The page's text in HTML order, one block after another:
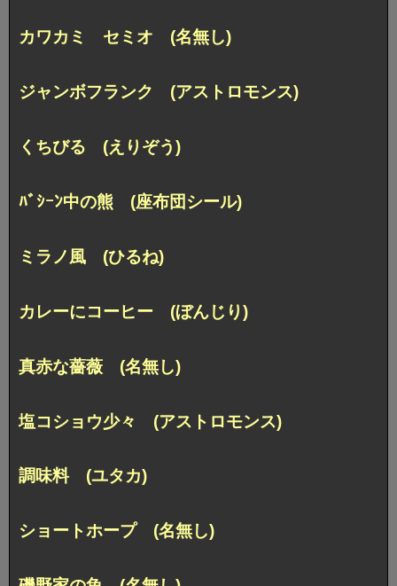
カワカミ セミオ (名無し)
ジャンボフランク (アストロモンス)
くちびる (えりぞう)
ﾊﾞｼｰﾝ中の熊 (座布団シール)
ミラノ風 (ひるね)
カレーにコーヒー (ぼんじり)
真赤な薔薇 (名無し)
塩コショウ少々 (アストロモンス)
調味料 (ユタカ)
ショートホープ (名無し)